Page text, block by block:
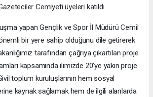
Cemiyeti üyeleri katıldı.
yapan Gençlik ve Spor İl Müdürü Cemil
bir yere sahip olduğunu dile getirerek
tarafından çağrıya çıkartılan proje
kapsamında ilimizde 20’ye yakın proje
toplum kuruluşlarının hem sosyal
kaynak sağlamak hem de ilgili alanlarda